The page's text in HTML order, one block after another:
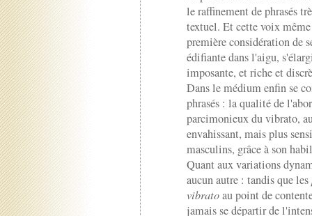
le raffinement de phrasés
textuel. Et cette voix
première considération de
édifiante dans l'aigu,
imposante, et riche et
Dans le médium enfin se
phrasés : la qualité de
parcimonieux du vibrato,
envahissant, mais plus
masculins, grâce à son
Quant aux variations
aucun autre : tandis que les
vibratoau point de
jamais se départir de